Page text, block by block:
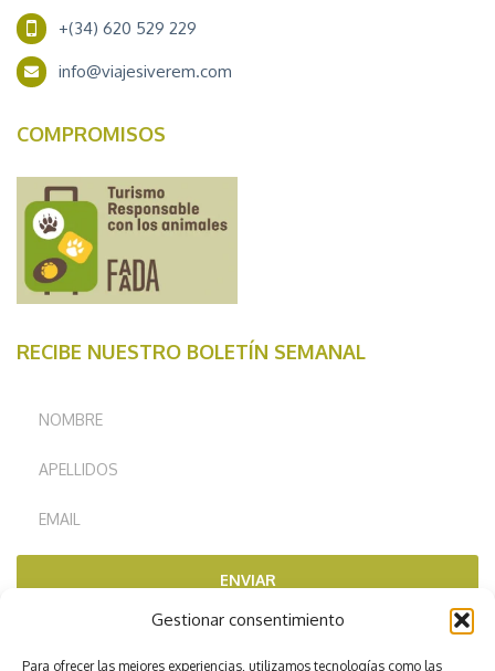
Gestionar consentimiento
Para ofrecer las mejores experiencias, utilizamos tecnologías como las
+(34) 620 529 229
info@viajesiverem.com
COMPROMISOS
RECIBE NUESTRO BOLETÍN SEMANAL
ENVIAR